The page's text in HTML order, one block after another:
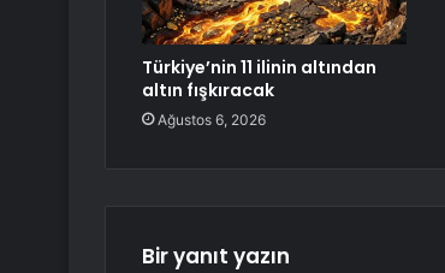
Türkiye’nin 11 ilinin altından
altın fışkıracak
Ağustos 6, 2026
Bir yanıt yazın